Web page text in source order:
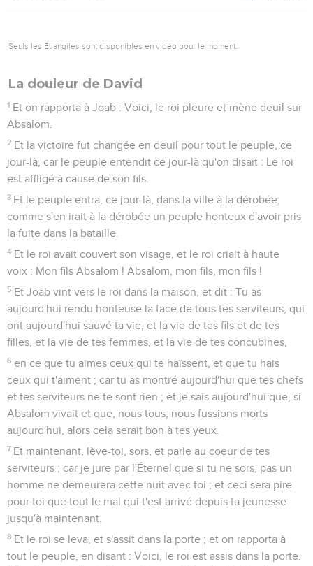
Seuls les Évangiles sont disponibles en vidéo pour le moment.
La douleur de David
1 Et on rapporta à Joab : Voici, le roi pleure et mène deuil sur
Absalom.
2 Et la victoire fut changée en deuil pour tout le peuple, ce
jour-là, car le peuple entendit ce jour-là qu'on disait : Le roi
est affligé à cause de son fils.
3 Et le peuple entra, ce jour-là, dans la ville à la dérobée,
comme s'en irait à la dérobée un peuple honteux d'avoir pris
la fuite dans la bataille.
4 Et le roi avait couvert son visage, et le roi criait à haute
voix : Mon fils Absalom ! Absalom, mon fils, mon fils !
5 Et Joab vint vers le roi dans la maison, et dit : Tu as
aujourd'hui rendu honteuse la face de tous tes serviteurs, qui
ont aujourd'hui sauvé ta vie, et la vie de tes fils et de tes
filles, et la vie de tes femmes, et la vie de tes concubines,
6 en ce que tu aimes ceux qui te haïssent, et que tu hais
ceux qui t'aiment ; car tu as montré aujourd'hui que tes chefs
et tes serviteurs ne te sont rien ; et je sais aujourd'hui que, si
Absalom vivait et que, nous tous, nous fussions morts
aujourd'hui, alors cela serait bon à tes yeux.
7 Et maintenant, lève-toi, sors, et parle au coeur de tes
serviteurs ; car je jure par l'Éternel que si tu ne sors, pas un
homme ne demeurera cette nuit avec toi ; et ceci sera pire
pour toi que tout le mal qui t'est arrivé depuis ta jeunesse
jusqu'à maintenant.
8 Et le roi se leva, et s'assit dans la porte ; et on rapporta à
tout le peuple, en disant : Voici, le roi est assis dans la porte.